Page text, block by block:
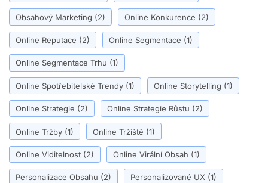
Obsahový Marketing (2) Online Konkurence (2)
Online Reputace (2) Online Segmentace (1)
Online Segmentace Trhu (1)
Online Spotřebitelské Trendy (1) Online Storytelling (1)
Online Strategie (2) Online Strategie Růstu (2)
Online Tržby (1) Online Tržiště (1)
Online Viditelnost (2) Online Virální Obsah (1)
Personalizace Obsahu (2) Personalizované UX (1)